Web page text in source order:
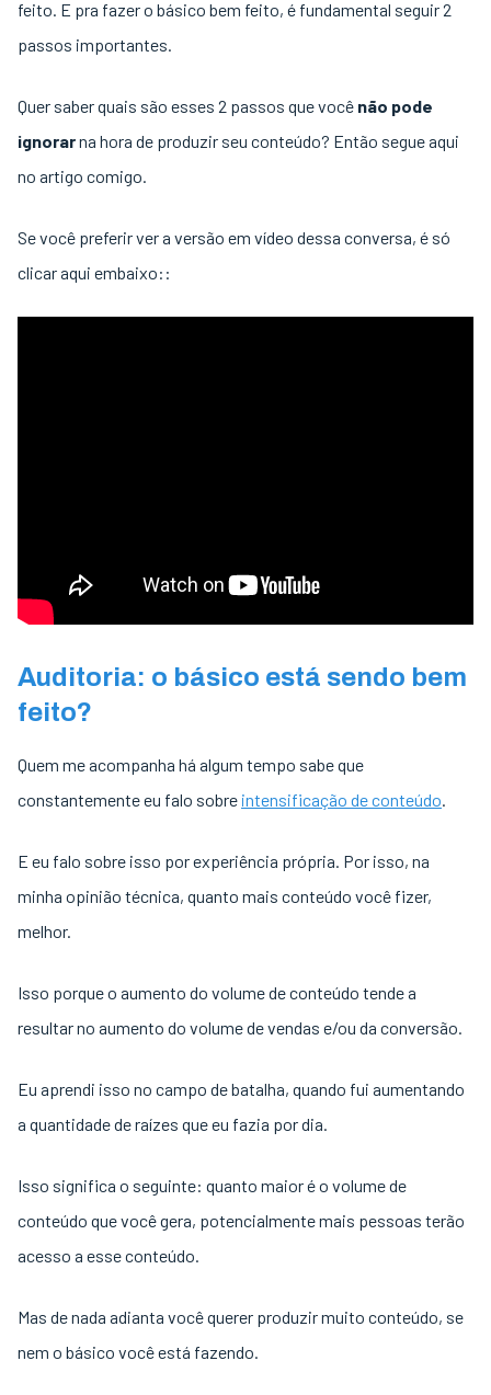
feito. E pra fazer o básico bem feito, é fundamental seguir 2
passos importantes.
Quer saber quais são esses 2 passos que você não pode
ignorarna hora de produzir seu conteúdo? Então segue aqui
no artigo comigo.
Se você preferir ver a versão em vídeo dessa conversa, é só
clicar aqui embaixo::
Auditoria: o básico está sendo bem
feito?
Quem me acompanha há algum tempo sabe que
constantemente eu falo sobre intensificação de conteúdo.
E eu falo sobre isso por experiência própria. Por isso, na
minha opinião técnica, quanto mais conteúdo você fizer,
melhor.
Isso porque o aumento do volume de conteúdo tende a
resultar no aumento do volume de vendas e/ou da conversão.
Eu aprendi isso no campo de batalha, quando fui aumentando
a quantidade de raízes que eu fazia por dia.
Isso significa o seguinte: quanto maior é o volume de
conteúdo que você gera, potencialmente mais pessoas terão
acesso a esse conteúdo.
Mas de nada adianta você querer produzir muito conteúdo, se
nem o básico você está fazendo.